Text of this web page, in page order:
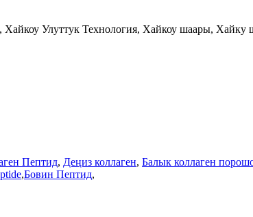
Улуттук Технология, Хайкоу шаары,
Пептид, Деңиз коллаген, Балык коллаген
,Бовин Пептид,